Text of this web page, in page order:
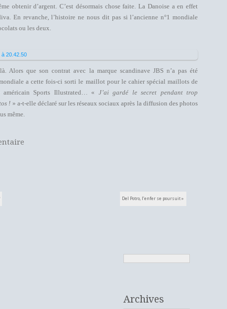
obtenir d’argent. C’est désormais chose faite. La Danoise a en effet
En revanche, l’histoire ne nous dit pas si l’ancienne n°1 mondiale
ou les deux.
Alors que son contrat avec la marque scandinave JBS n’a pas été
a cette fois-ci sorti le maillot pour le cahier spécial maillots de
américain Sports Illustrated… « J’ai gardé le secret pendant trop
! » a-t-elle déclaré sur les réseaux sociaux après la diffusion des photos
même.
articles Del Potro, l’enfer se poursuit»
Archives